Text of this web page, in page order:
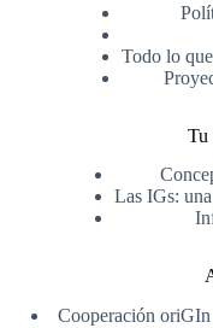
Todo lo
Tu
Las IGs:
Cooperación